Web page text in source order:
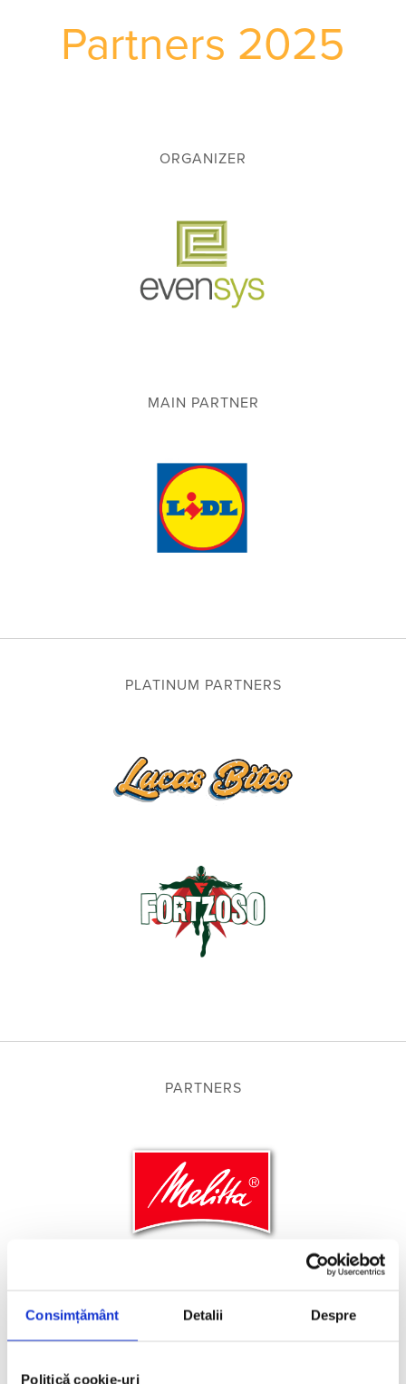
Consimțământ Detalii Despre
Politică cookie-uri
Partners 2025
ORGANIZER
MAIN PARTNER
PLATINUM PARTNERS
PARTNERS